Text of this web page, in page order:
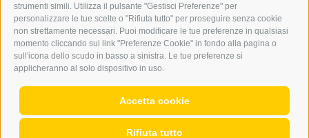
strumenti simili. Utilizza il pulsante "Gestisci Preferenze" per
personalizzare le tue scelte o "Rifiuta tutto" per proseguire senza cookie
non strettamente necessari. Puoi modificare le tue preferenze in qualsiasi
momento cliccando sul link "Preferenze Cookie" in fondo alla pagina o
sull'icona dello scudo in basso a sinistra. Le tue preferenze si
applicheranno al solo dispositivo in uso.
Accetta cookie
Rifiuta tutto
ANNUNCI
LINK UTILI
METEO
WEBCAM
VIDEO
NECROLOGI